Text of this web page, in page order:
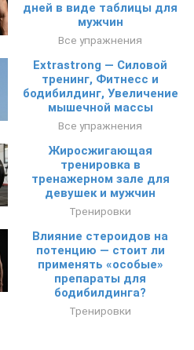
дней в виде таблицы для
мужчин
Все упражнения
Extrastrong — Силовой
тренинг, Фитнесс и
бодибилдинг, Увеличение
мышечной массы
Все упражнения
Жиросжигающая
тренировка в
тренажерном зале для
девушек и мужчин
Тренировки
Влияние стероидов на
потенцию — стоит ли
применять «особые»
препараты для
бодибилдинга?
Тренировки